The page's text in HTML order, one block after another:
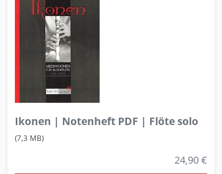
Ikonen | Notenheft PDF | Flöte solo
(7,3 MB)
24,90 €